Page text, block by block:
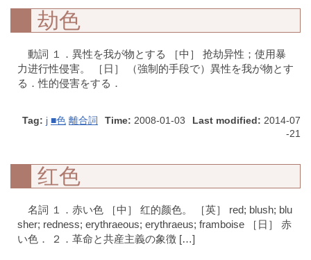
劫色
動詞 １．異性を我が物とする ［中］ 抢劫异性；使用暴
力进行性侵害。 ［日］ （強制的手段で）異性を我が物とす
る．性的侵害をする．
Tag: j ■色 離合詞 Time: 2008-01-03 Last modified: 2014-07
-21
红色
名詞 １．赤い色 ［中］ 红的颜色。 ［英］ red; blush; blu
sher; redness; erythraeous; erythraeus; framboise ［日］ 赤
い色． ２．革命と共産主義の象徴 […]